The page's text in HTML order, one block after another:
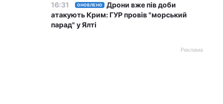
16:31 ОНОВЛЕНО
Дрони вже пів доби
атакують Крим: ГУР провів "морський
парад" у Ялті
Реклама